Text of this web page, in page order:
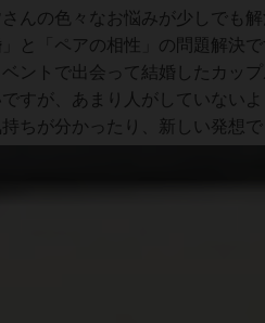
んの色々なお悩みが少しでも
と「ペアの相性」の問題解決
ントで出会って結婚したカッ
すが、あまり人がしていない
ちが分かったり、新しい発想